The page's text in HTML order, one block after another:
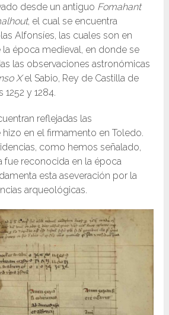
desde un antiguo Fomahant
, el cual se encuentra
Alfonsíes, las cuales son en
época medieval, en donde se
las observaciones astronómicas
Xel Sabio, Rey de Castilla de
y 1284.
reflejadas las
en el firmamento en Toledo.
como hemos señalado,
fue reconocida en la época
esta aseveración por la
arqueológicas.